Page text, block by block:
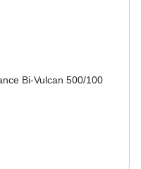
Bi-Vulcan 500/100